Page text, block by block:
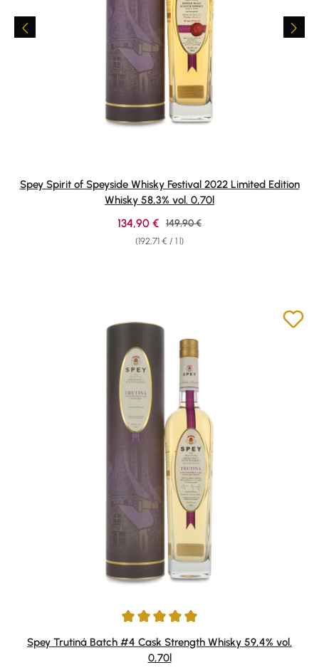
Spey Spirit of Speyside Whisky Festival 2022 Limited Edition
Whisky 58,3% vol. 0,70l
(192,71 € / 1 l)
Sale price:
134,90 € Regular price:
149,90 €
Average rating of 5 out of 5 stars
Spey Trutiná Batch #4 Cask Strength Whisky 59,4% vol.
0,70l